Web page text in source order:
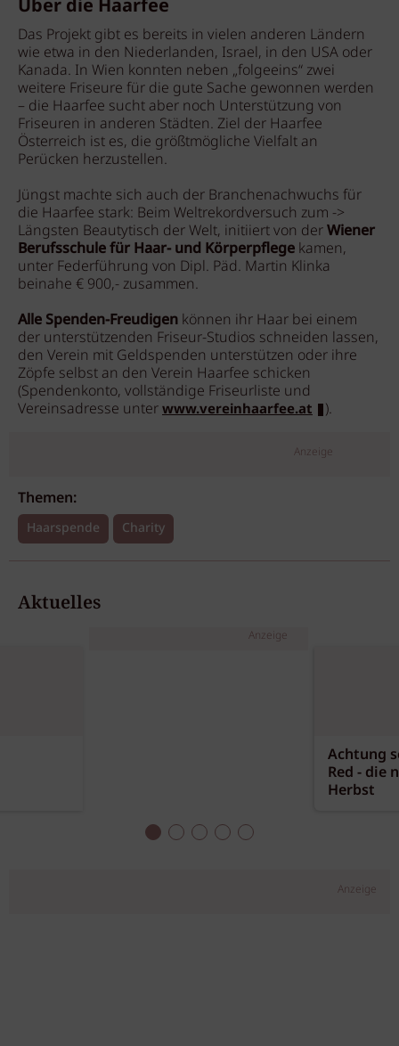
Über die Haarfee
Das Projekt gibt es bereits in vielen anderen Ländern
wie etwa in den Niederlanden, Israel, in den USA oder
Kanada. In Wien konnten neben „folgeeins“ zwei
weitere Friseure für die gute Sache gewonnen werden
– die Haarfee sucht aber noch Unterstützung von
Friseuren in anderen Städten. Ziel der Haarfee
Österreich ist es, die größtmögliche Vielfalt an
Perücken herzustellen.
Jüngst machte sich auch der Branchenachwuchs für
die Haarfee stark: Beim Weltrekordversuch zum ->
Längsten Beautytisch der Welt, initiiert von derWiener
Berufsschule für Haar- und Körperpflege kamen,
unter Federführung von Dipl. Päd. Martin Klinka
beinahe € 900,- zusammen.
Alle Spenden-Freudigen können ihr Haar bei einem
der unterstützenden Friseur-Studios schneiden lassen,
den Verein mit Geldspenden unterstützen oder ihre
Zöpfe selbst an den Verein Haarfee schicken
(Spendenkonto, vollständige Friseurliste und
Vereinsadresse unterwww.vereinhaarfee.at ).
Anzeige
Themen:
Haarspende Charity
Aktuelles
Anzeige
Achtung
Red - die
Herbst
Anzeige